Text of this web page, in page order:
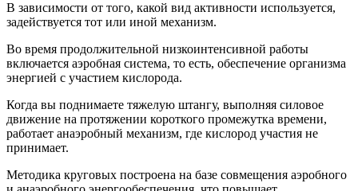
В зависимости от того, какой вид активности используется,
задействуется тот или иной механизм.
Во время продолжительной низкоинтенсивной работы
включается аэробная система, то есть, обеспечение организма
энергией с участием кислорода.
Когда вы поднимаете тяжелую штангу, выполняя силовое
движение на протяжении короткого промежутка времени,
работает анаэробный механизм, где кислород участия не
принимает.
Методика круговых построена на базе совмещения аэробного